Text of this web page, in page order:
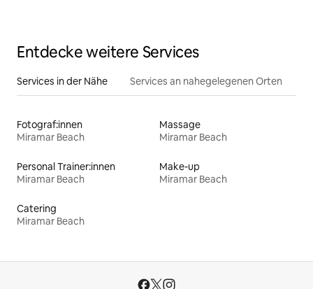
Entdecke weitere Services
Services in der Nähe Services an nahegelegenen Orten
Fotograf:innen
Miramar Beach
Massage
Miramar Beach
Personal Trainer:innen
Miramar Beach
Make-up
Miramar Beach
Catering
Miramar Beach